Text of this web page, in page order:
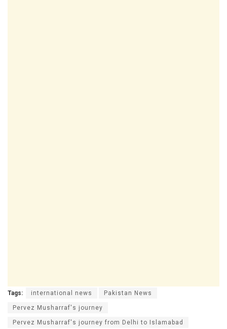
Tags: international news Pakistan News
Pervez Musharraf's journey
Pervez Musharraf's journey from Delhi to Islamabad